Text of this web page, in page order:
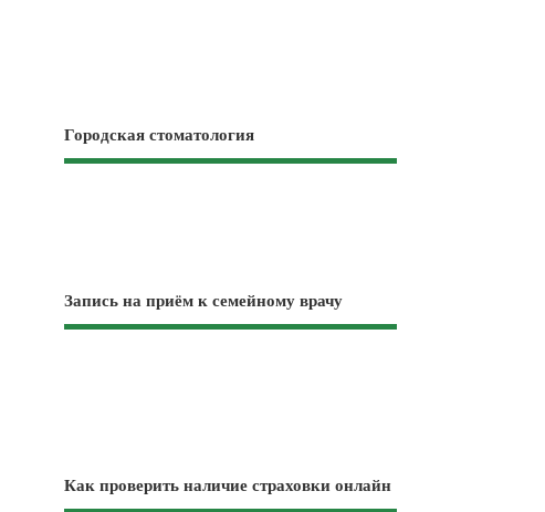
Городская стоматология
Запись на приём к семейному врачу
Как проверить наличие страховки онлайн